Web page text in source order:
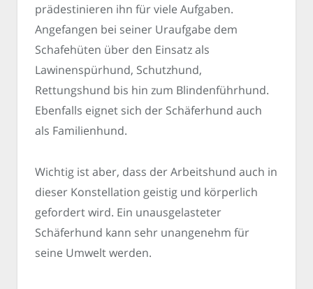
prädestinieren ihn für viele Aufgaben.
Angefangen bei seiner Uraufgabe dem
Schafehüten über den Einsatz als
Lawinenspürhund, Schutzhund,
Rettungshund bis hin zum Blindenführhund.
Ebenfalls eignet sich der Schäferhund auch
als Familienhund.
Wichtig ist aber, dass der Arbeitshund auch in
dieser Konstellation geistig und körperlich
gefordert wird. Ein unausgelasteter
Schäferhund kann sehr unangenehm für
seine Umwelt werden.